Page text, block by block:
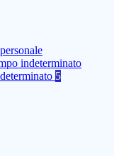
indeterminato
5